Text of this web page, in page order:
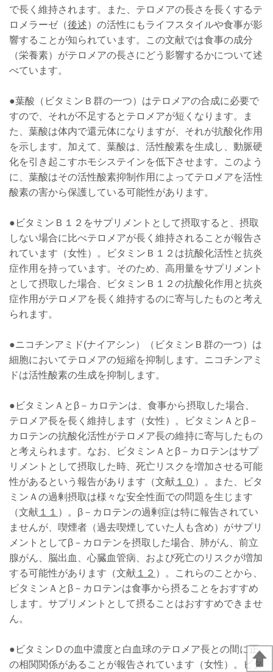
で長く維持されます。また、テロメアの長さを長くするテ
ロメラーゼ（後述）の活性にもライフスタイルや食事が影
響することが知られています。この文献では食事の成分
（栄養素）がテロメアの長さにどう影響するかについて述
べています。
●葉酸（ビタミンＢ群の一つ）はテロメアの合成に必要で
すので、それが不足するとテロメアが短くなります。ま
た、葉酸は体内で還元体になりますが、それが抗酸化作用
を示します。加えて、葉酸は、活性酸素を生成し、動脈硬
化を引き起こすホモシステインを低下させます。このよう
に、葉酸はその活性酸素抑制作用によってテロメアを活性
酸素の害から保護している可能性があります。
●ビタミンＢ１２をサプリメントとして摂取すると、摂取
しない場合に比べテロメアが長く維持されることが報告さ
れています（女性）。ビタミンＢ１２は抗酸化活性と抗炎
症作用を持っています。そのため、高用量をサプリメント
として摂取した場合、ビタミンＢ１２の抗酸化作用と抗炎
症作用がテロメアを長く維持するのに寄与したものと考え
られます。
●ニコチンアミド(ナイアシン）（ビタミンＢ群の一つ）は
細胞においてテロメアの短縮を抑制します。ニコチンアミ
ドは活性酸素の生成を抑制します。
●ビタミンＡとβ－カロテンは、食事から摂取した場合、
テロメア長を長く維持します（女性）。ビタミンＡとβ－
カロテンの抗酸化活性がテロメア長の維持に寄与したもの
と考えられます。なお、ビタミンＡとβ－カロテンはサプ
リメントとして摂取した時、死亡リスクを増加させる可能
性があるという報告があります（文献 １０ ）。また、ビタ
ミンＡの過剰摂取は様々な安全性面での問題を生じます
（文献 １１ ）。β－カロテンの過剰症は特に報告されてい
ませんが、喫煙者（過去喫煙していた人も含め）がサプリ
メントとしてβ－カロテンを摂取した場合、肺がん、前立
腺がん、脳出血、心臓血管病、および死亡のリスクが増加
する可能性があります（文献 １２ ）。これらのことから、
ビタミンＡとβ－カロテンは食事から摂ることをおすすめ
します。サプリメントとして摂ることはおすすめできませ
ん。
●ビタミンＤの血中濃度と白血球のテロメア長との間に正
の相関関係があることが報告されています（女性）。ビタ